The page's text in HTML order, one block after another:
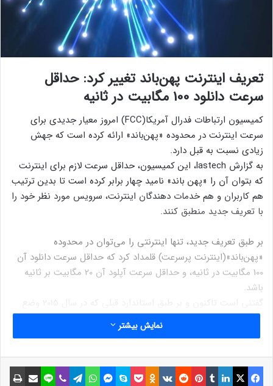
تعریف اینترنت پهن‌باند تغییر کرد: حداقل
سرعت دانلود 100 مگابیت در ثانیه
کمیسیون ارتباطات فدرال آمریکا(FCC) امروز معیار جدیدی برای
سرعت اینترنت در محدوده «پهن‌باند» ارائه کرده است که جهش
زیادی نسبت به قبل دارد.
به گزارش lastech، این کمیسیون، حداقل سرعت لازم برای اینترنت
که بتوان آن را «پهن باند» نامید چهار برابر کرده است تا بدین ترتیب
هم کاربران و هم خدمات دهندگان اینترنت، سرویس مورد نظر خود را
با تعریف جدید منطبق کنند.
بر طبق تعریف جدید، تنها اینترنتی را می‌توان در محدوده
«پهن‌باند»(اینترنت پرسرعت) قلمداد کرد که حداقل سرعت دانلود آن
100 مگابیت در ثانیه، و حداقل سرعت آپلود آن 20 مگابیت بر ثانیه
باشد.
گفتنی است تاکنون و بر طبق استاندارد قبلی که در سال 2015 وضع
شده بود، سرعت دانلود حداقل 25 مگابیت در ثانیه و آپلود حداقل 3
مگابیت در ثانیه به عنوان پهن‌باند نامگذاری شده بودند.
هر چند این استاندارد کمی نمادین است، با این وجود به طور
غیرمستقیم بر مقررات FCC تأثیر خواهد گذاشت. باید توجه داشت که
نمایش بیشتر
فیسبوک ایکس لینکداین تامبلر پینتریست Reddit
VKontakte
Odnoklassniki پاکت اسکایپ مسنجر واتس آپ تلگرام وایبر لاین اشتراک گذاری با ایمیل